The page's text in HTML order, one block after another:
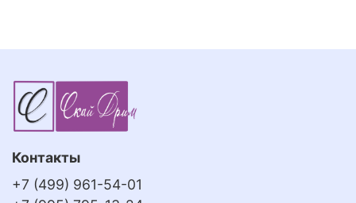
Контакты
+7 (499) 961-54-01